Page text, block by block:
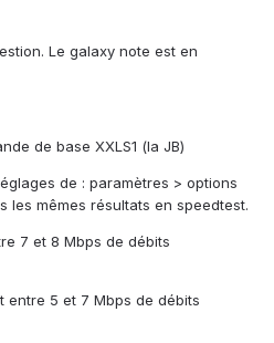
Le galaxy note est en
de base XXLS1 (la JB)
de : paramètres > options
les mêmes résultats en speedtest.
7 et 8 Mbps de débits
entre 5 et 7 Mbps de débits